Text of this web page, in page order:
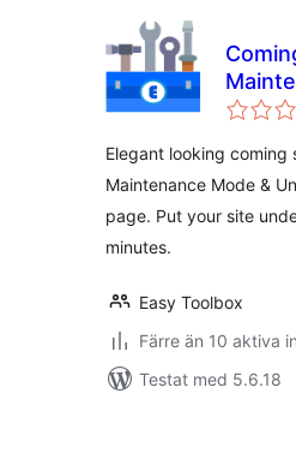
Under
Elegant looking coming
Maintenance Mode &
page. Put your site
minutes.
Easy Toolbox
Färre än 10 aktiva
Testat med 5.6.18